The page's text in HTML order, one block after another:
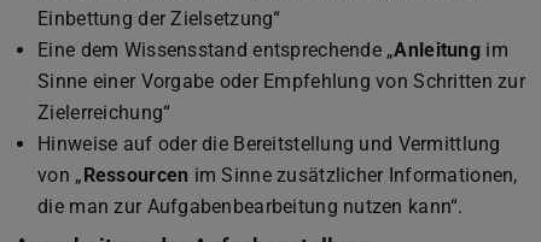
Einbettung der Zielsetzung“
Eine dem Wissensstand entsprechende „Anleitungim
Sinne einer Vorgabe oder Empfehlung von Schritten zur
Zielerreichung“
Hinweise auf oder die Bereitstellung und Vermittlung
von „Ressourcen im Sinne zusätzlicher Informationen,
die man zur Aufgabenbearbeitung nutzen kann“.